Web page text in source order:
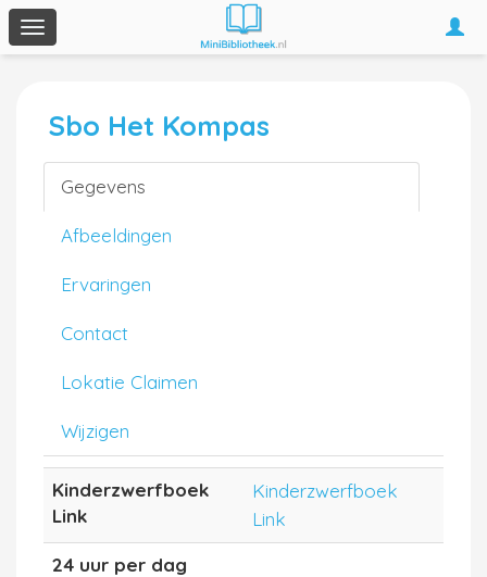
Toggle
navigation
Sbo Het Kompas
Gegevens
Afbeeldingen
Ervaringen
Contact
Lokatie Claimen
Wijzigen
Kinderzwerfboek
Link
Kinderzwerfboek
Link
24 uur per dag